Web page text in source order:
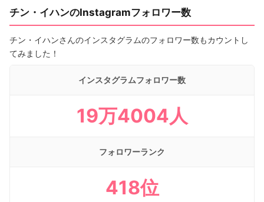
チン・イハンのInstagramフォロワー数
チン・イハンさんのインスタグラムのフォロワー数もカウントし
てみました！
インスタグラムフォロワー数
19万4004人
フォロワーランク
418位